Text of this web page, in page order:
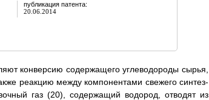
публикация патента:
20.06.2014
конверсию содержащего углеводороды сырья,
реакцию между компонентами свежего синтез-
газ (20), содержащий водород, отводят из